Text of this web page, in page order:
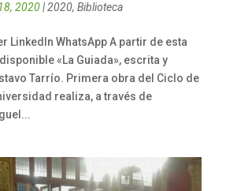
2020|2020, Biblioteca
LinkedIn WhatsApp A partir de esta
«La Guiada», escrita y
Tarrío. Primera obra del Ciclo de
realiza, a través de